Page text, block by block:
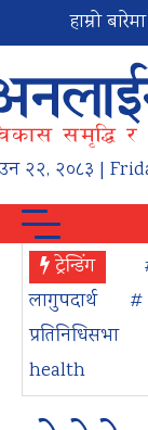
हाम्रो बारेमा
२२, २०८३ |
ट्रेन्डिंग
लागुपदार्थ
#
प्रतिनिधिसभा
health